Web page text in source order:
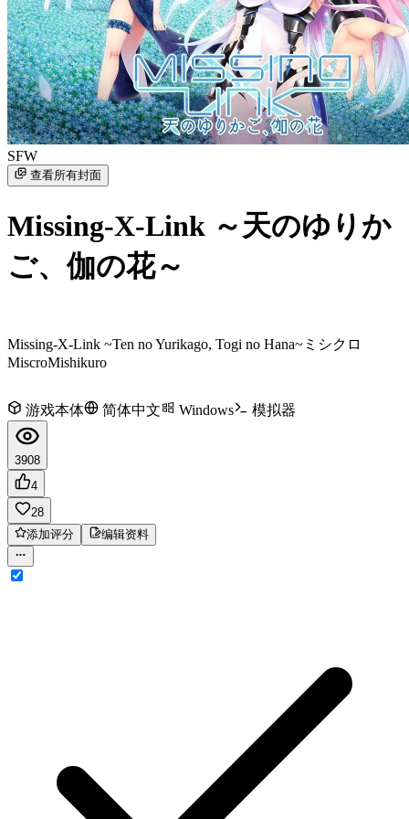
SFW
查看所有封面
Missing-X-Link ～天のゆりか
ご、伽の花～
Missing-X-Link ~Ten no Yurikago, Togi no Hana~ ミシクロ
MiscroMishikuro
游戏本体 简体中文 Windows 模拟器
3908
4
28
添加评分
编辑资料